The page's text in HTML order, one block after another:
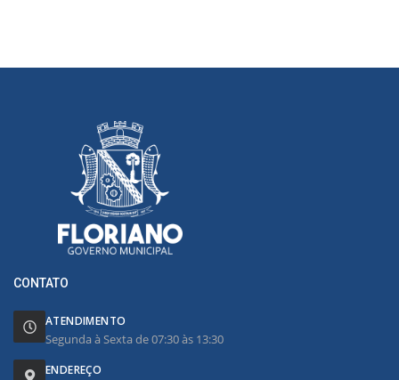
CONTATO
ATENDIMENTO
Segunda à Sexta de 07:30 às 13:30
ENDEREÇO